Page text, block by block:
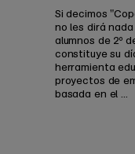
Si decimos
no les dirá
alumnos de 2º
constituye su
herramienta
proyectos de
basada en el ...